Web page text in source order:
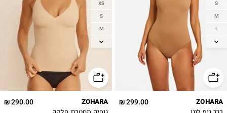
S
M
L
XL
299.00 ₪ ZOHARA
XS
S
M
L
290.00 ₪ ZOHARA